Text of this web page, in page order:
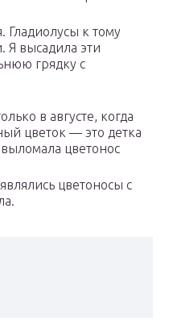
Гладиолусы к тому
Я высадила эти
грядку с
в августе, когда
цветок — это детка
цветонос
цветоносы с